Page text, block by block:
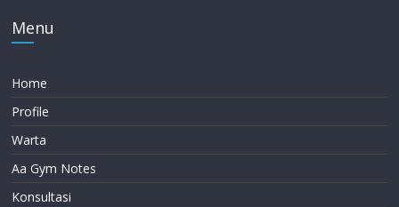
Menu
Home
Profile
Warta
Aa Gym Notes
Konsultasi